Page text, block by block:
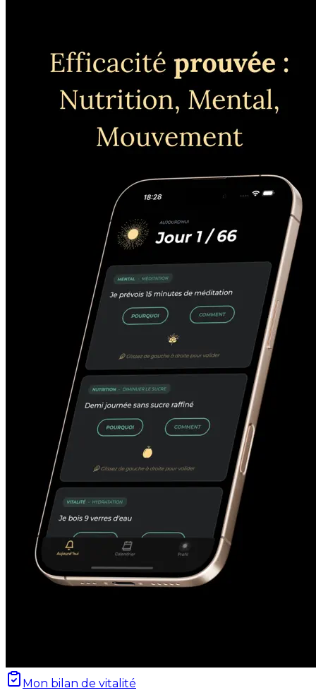
Mon bilan de vitalité